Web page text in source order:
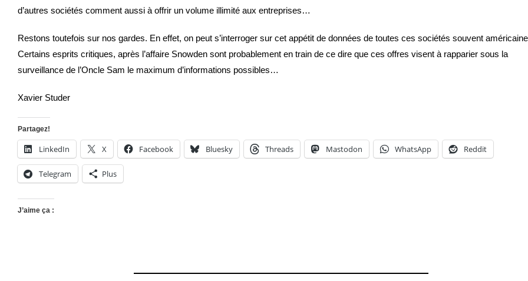
d’autres sociétés comment aussi à offrir un volume illimité aux entreprises…
Restons toutefois sur nos gardes. En effet, on peut s’interroger sur cet appétit de données de toutes ces sociétés souvent
Certains esprits critiques, après l’affaire Snowden sont probablement en train de ce dire que ces offres visent à rapparier sous la
surveillance de l’Oncle Sam le maximum d’informations possibles…
Xavier Studer
Partagez!
LinkedIn X Facebook Bluesky Threads Mastodon WhatsApp Reddit
Telegram Plus
J’aime ça :